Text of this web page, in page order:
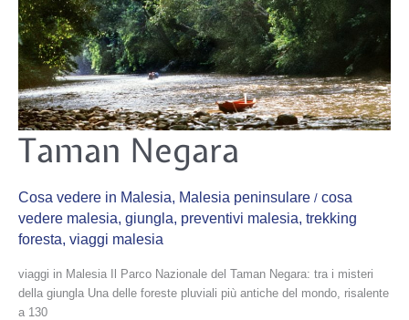
Taman Negara
Cosa vedere in Malesia, Malesia peninsulare / cosa
vedere malesia, giungla, preventivi malesia, trekking
foresta, viaggi malesia
viaggi in Malesia Il Parco Nazionale del Taman Negara: tra i misteri
della giungla Una delle foreste pluviali più antiche del mondo, risalente
a 130
Taman
Negara